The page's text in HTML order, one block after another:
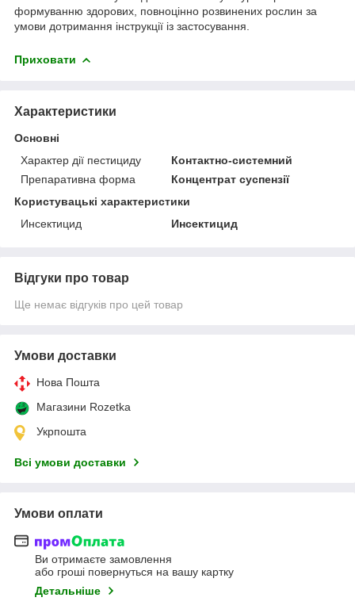
формуванню здорових, повноцінно розвинених рослин за
умови дотримання інструкції із застосування.
Приховати
Характеристики
Основні
Характер дії пестициду
Контактно-системний
Препаративна форма
Концентрат суспензії
Користувацькі характеристики
Инсектицид
Инсектицид
Відгуки про товар
Ще немає відгуків про цей товар
Умови доставки
Нова Пошта
Магазини Rozetka
Укрпошта
Всі умови доставки
Умови оплати
Ви отримаєте замовлення
або гроші повернуться на вашу картку
Детальніше